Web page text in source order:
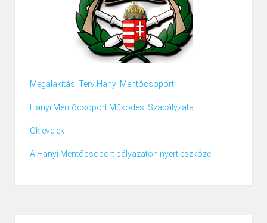
Megalakítási Terv Hanyi Mentőcsoport
Hanyi Mentőcsoport Működési Szabályzata
Oklevelek
A Hanyi Mentőcsoport pályázaton nyert eszközei